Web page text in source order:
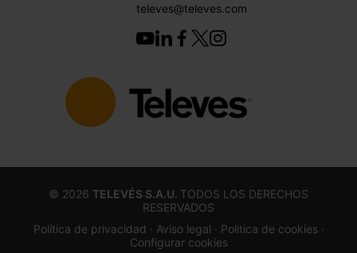
televes@televes.com
© 2026 TELEVÉS S.A.U. TODOS LOS DERECHOS
RESERVADOS
Política de privacidad · Aviso legal · Politica de cookies ·
Configurar cookies